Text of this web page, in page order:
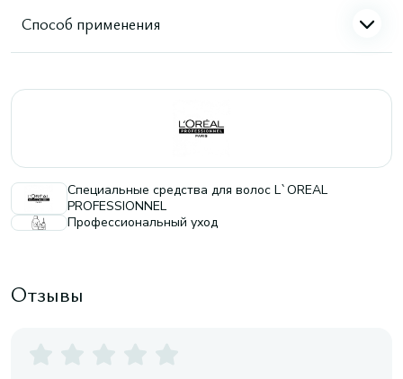
Способ применения
Специальные средства для волос L`OREAL
PROFESSIONNEL
Профессиональный уход
Отзывы